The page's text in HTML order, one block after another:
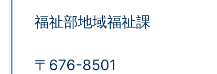
福祉部地域福祉課
〒676-8501